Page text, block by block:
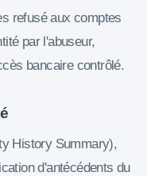
refusé aux comptes
par l'abuseur,
bancaire contrôlé.
History Summary),
d'antécédents du